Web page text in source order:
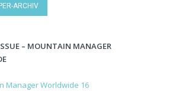
ARCHIV
– MOUNTAIN MANAGER